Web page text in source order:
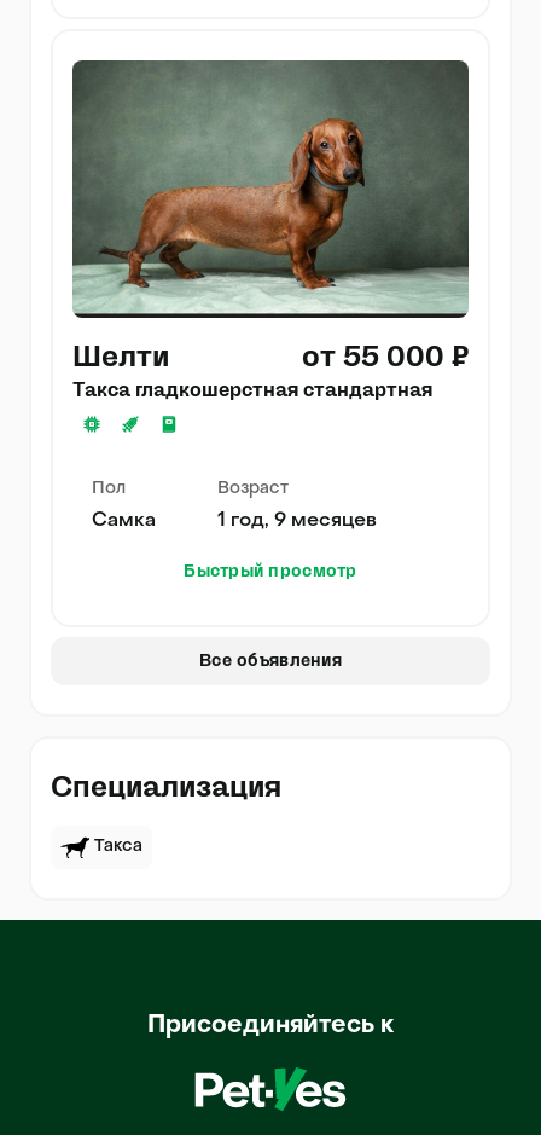
Шелти от 55 000 ₽
Такса гладкошерстная стандартная
Пол
Самка
Возраст
1 год, 9 месяцев
Быстрый просмотр
Все объявления
Специализация
Такса
Присоединяйтесь к